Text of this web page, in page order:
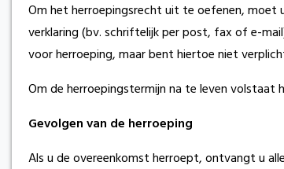
Om het herroepingsrecht uit te oefenen, moet
verklaring (bv. schriftelijk per post, fax of e-
voor herroeping, maar bent hiertoe niet
Om de herroepingstermijn na te leven
Gevolgen van de herroeping
Als u de overeenkomst herroept, ontvangt u